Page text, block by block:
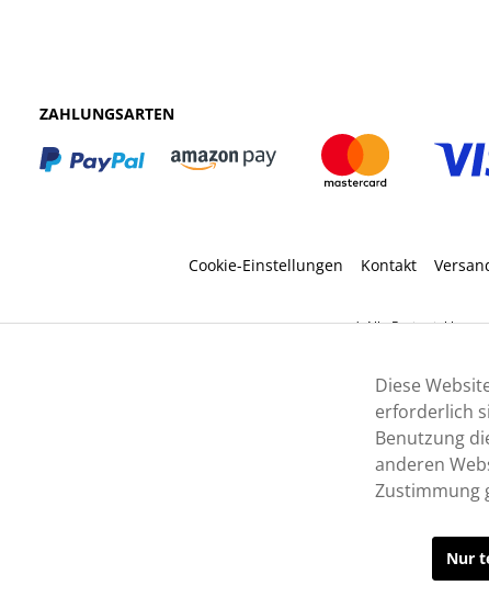
ZAHLUNGSARTEN
Cookie-Einstellungen Kontakt
* Alle Preise inkl.
Diese
erforderlich
Benutzung
anderen
Zustimmung
Nur